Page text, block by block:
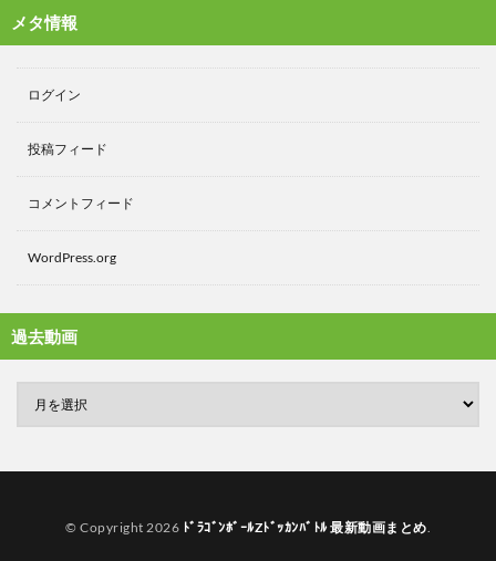
メタ情報
ログイン
投稿フィード
コメントフィード
WordPress.org
過去動画
© Copyright 2026 ﾄﾞﾗｺﾞﾝﾎﾞｰﾙZﾄﾞｯｶﾝﾊﾞﾄﾙ 最新動画まとめ